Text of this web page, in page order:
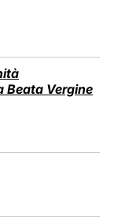
Beata Vergine